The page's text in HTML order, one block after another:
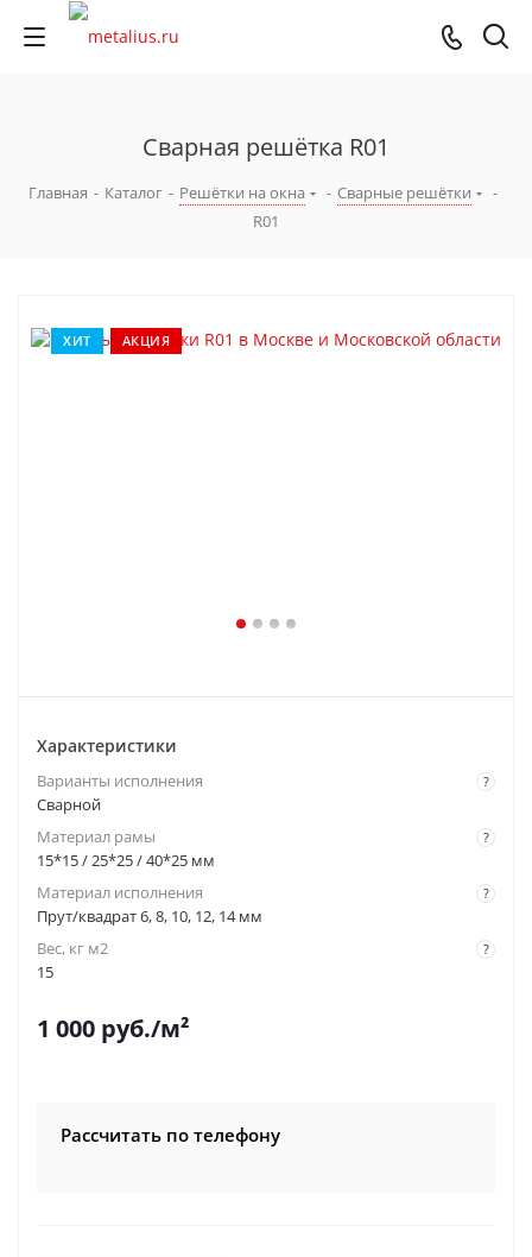
Сварная решётка R01
Главная - Каталог - Решётки на окна - Сварные решётки
-
R01
ХИТ АКЦИЯ
Характеристики
?
Варианты исполнения
Сварной
?
Материал рамы
15*15 / 25*25 / 40*25 мм
?
Материал исполнения
Прут/квадрат 6, 8, 10, 12, 14 мм
?
Вес, кг м2
15
1 000 руб./м²
Рассчитать по телефону